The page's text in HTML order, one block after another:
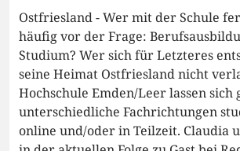
Ostfriesland - Wer mit der Schule
häufig vor der Frage:
Studium? Wer sich für Letzteres
seine Heimat Ostfriesland nicht
Hochschule Emden/Leer lassen sich
unterschiedliche Fachrichtungen
online und/oder in Teilzeit. Claudia